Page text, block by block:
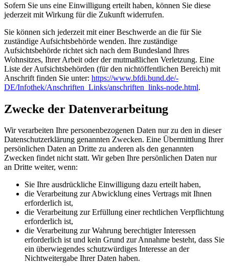
Sofern Sie uns eine Einwilligung erteilt haben, können Sie diese
jederzeit mit Wirkung für die Zukunft widerrufen.
Sie können sich jederzeit mit einer Beschwerde an die für Sie
zuständige Aufsichtsbehörde wenden. Ihre zuständige
Aufsichtsbehörde richtet sich nach dem Bundesland Ihres
Wohnsitzes, Ihrer Arbeit oder der mutmaßlichen Verletzung. Eine
Liste der Aufsichtsbehörden (für den nichtöffentlichen Bereich) mit
Anschrift finden Sie unter: https://www.bfdi.bund.de/­
DE/Infothek/Anschriften_Links/­anschriften_links-node.html.
Zwecke der Datenverarbeitung
Wir verarbeiten Ihre personenbezogenen Daten nur zu den in dieser
Datenschutzerklärung genannten Zwecken. Eine Übermittlung Ihrer
persönlichen Daten an Dritte zu anderen als den genannten
Zwecken findet nicht statt. Wir geben Ihre persönlichen Daten nur
an Dritte weiter, wenn:
Sie Ihre ausdrückliche Einwilligung dazu erteilt haben,
die Verarbeitung zur Abwicklung eines Vertrags mit Ihnen
erforderlich ist,
die Verarbeitung zur Erfüllung einer rechtlichen Verpflichtung
erforderlich ist,
die Verarbeitung zur Wahrung berechtigter Interessen
erforderlich ist und kein Grund zur Annahme besteht, dass Sie
ein überwiegendes schutzwürdiges Interesse an der
Nichtweitergabe Ihrer Daten haben.